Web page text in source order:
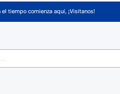
el tiempo comienza aquí, ¡Visítanos!